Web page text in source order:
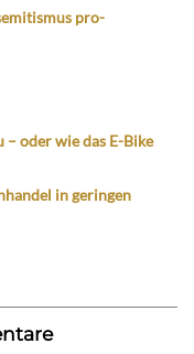
pro-
oder wie das E-Bike
in geringen